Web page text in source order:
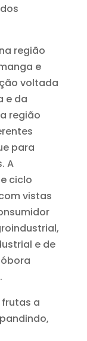
região
e
voltada
e da
região
para
A
ciclo
vistas
e de
a